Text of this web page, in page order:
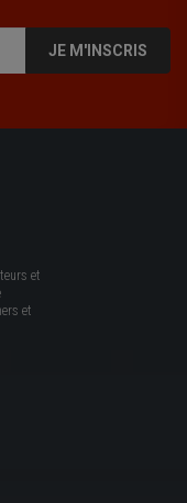
JE M'INSCRIS
et
et